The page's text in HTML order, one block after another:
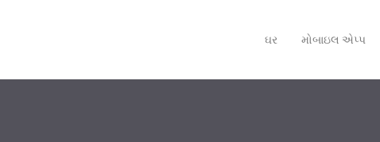
ઘર મોબાઇલ એપ્‍પ